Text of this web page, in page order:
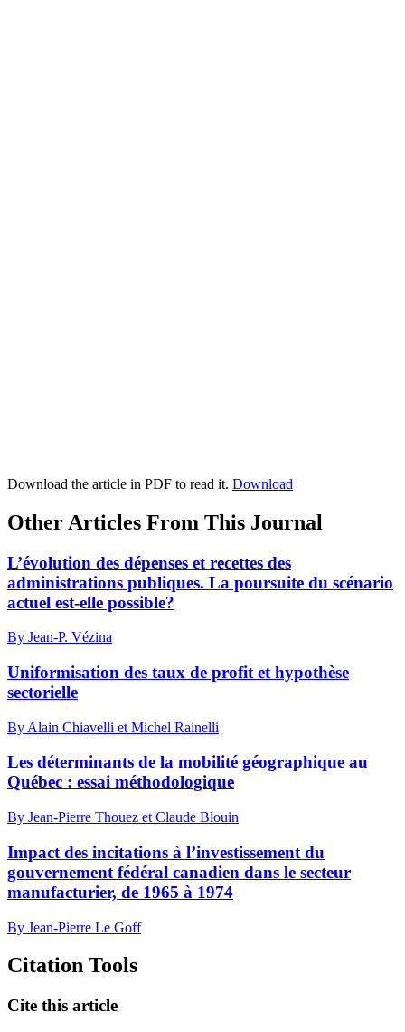
Download the article in PDF to read it. Download
Other Articles From This Journal
L’évolution des dépenses et recettes des
administrations publiques. La poursuite du scénario
actuel est-elle possible?
By Jean-P. Vézina
Uniformisation des taux de profit et hypothèse
sectorielle
By Alain Chiavelli et Michel Rainelli
Les déterminants de la mobilité géographique au
Québec : essai méthodologique
By Jean-Pierre Thouez et Claude Blouin
Impact des incitations à l’investissement du
gouvernement fédéral canadien dans le secteur
manufacturier, de 1965 à 1974
By Jean-Pierre Le Goff
Citation Tools
Cite this article